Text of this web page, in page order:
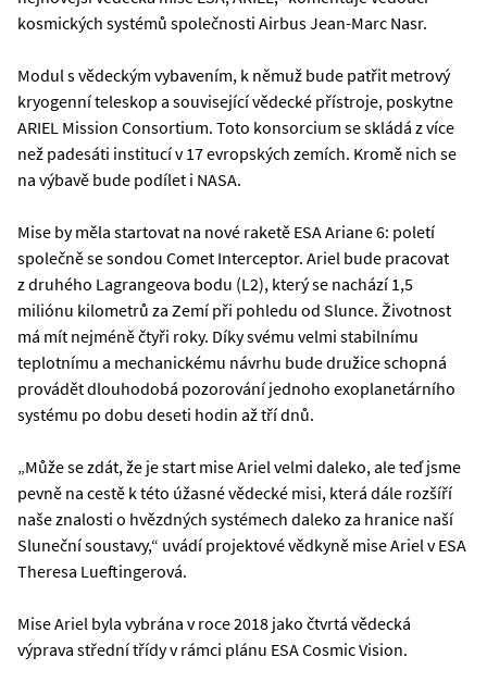
kosmických systémů společnosti Airbus Jean-Marc Nasr.
Modul s vědeckým vybavením, k němuž bude patřit metrový
kryogenní teleskop a související vědecké přístroje, poskytne
ARIEL Mission Consortium. Toto konsorcium se skládá z více
než padesáti institucí v 17 evropských zemích. Kromě nich se
na výbavě bude podílet i NASA.
Mise by měla startovat na nové raketě ESA Ariane 6: poletí
společně se sondou Comet Interceptor. Ariel bude pracovat
z druhého Lagrangeova bodu (L2), který se nachází 1,5
miliónu kilometrů za Zemí při pohledu od Slunce. Životnost
má mít nejméně čtyři roky. Díky svému velmi stabilnímu
teplotnímu a mechanickému návrhu bude družice schopná
provádět dlouhodobá pozorování jednoho exoplanetárního
systému po dobu deseti hodin až tří dnů.
„Může se zdát, že je start mise Ariel velmi daleko, ale teď jsme
pevně na cestě k této úžasné vědecké misi, která dále rozšíří
naše znalosti o hvězdných systémech daleko za hranice naší
Sluneční soustavy,“ uvádí projektové vědkyně mise Ariel v ESA
Theresa Lueftingerová.
Mise Ariel byla vybrána v roce 2018 jako čtvrtá vědecká
výprava střední třídy v rámci plánu ESA Cosmic Vision.